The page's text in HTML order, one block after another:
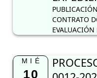
APOYO
PARA
PROCESO